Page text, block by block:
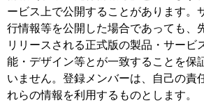
ービス上で公開することがあります。
行情報等を公開した場合であっても、
リリースされる正式版の製品・サービ
能・デザイン等とが一致することを保
いません。登録メンバーは、自己の責
れらの情報を利用するものとします。